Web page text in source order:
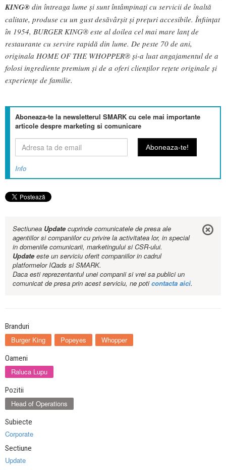
KING® din întreaga lume și sunt întâmpinați cu servicii de înaltă
calitate, produse cu un gust desăvârșit și prețuri accesibile. Înființat
în 1954, BURGER KING® este al doilea cel mai mare lanț de
restaurante cu servire rapidă din lume. De peste 70 de ani,
originala HOME OF THE WHOPPER® și-a luat angajamentul de a
folosi ingrediente premium și de a oferi clienților rețete originale și
experiențe de familie.
Aboneaza-te la newsletterul SMARK cu cele mai importante
articole despre marketing si comunicare
Info
Sectiunea Updatecuprinde comunicatele de presa ale
agentiilor si companiilor cu privire la activitatea lor, in special
in domeniile comunicarii, marketingului si CSR-ului.
Updateeste un serviciu oferit companiilor in cadrul
platformelor IQads si SMARK.
Daca esti reprezentantul unei companii si vrei sa publici un
comunicat de presa prin acest serviciu, ne poticontacta aici.
Branduri
Burger King Popeyes Whopper
Oameni
Raluca Lupu
Pozitii
Head of Operations
Subiecte
Corporate
Sectiune
Update